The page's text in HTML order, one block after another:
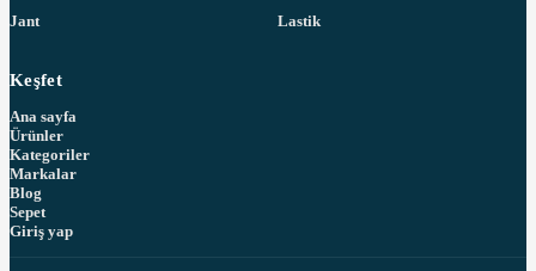
Jant Lastik
Keşfet
Ana sayfa
Ürünler
Kategoriler
Markalar
Blog
Sepet
Giriş yap